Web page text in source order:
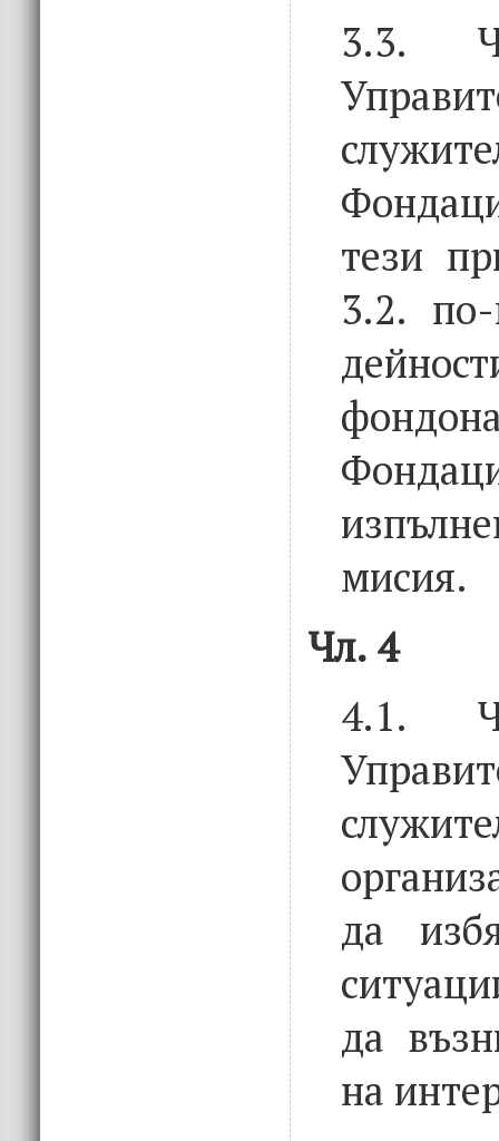
3.3.
тези
3.2.
мисия.
Чл. 4
4.1.
да
да
на